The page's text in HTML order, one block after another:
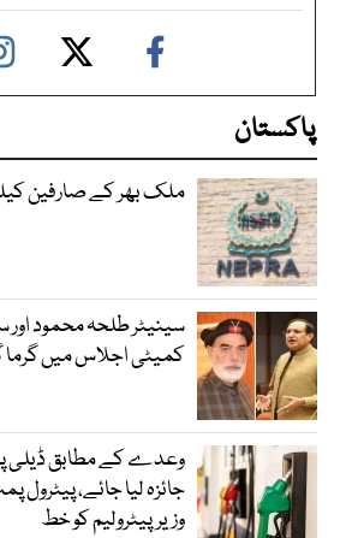
پاکستان
ملک بھر کے صارفین
سینیٹر طلحہ محمود اور
کمیٹی اجلاس میں گرما
وعدے کے مطابق ڈیلی
جائزہ لیا جائے، پیٹرول
وزیرپیٹرولیم کو خط